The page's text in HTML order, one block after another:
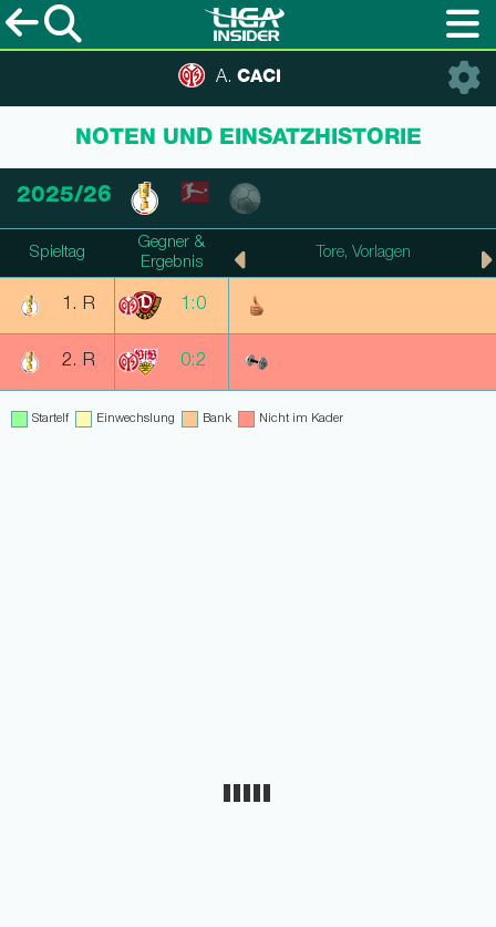
A. CACI
NOTEN UND EINSATZHISTORIE
2025/26
Spieltag
Gegner &
Ergebnis
Punkte, Note Tore, Vorlagen
1. R 1:0
2. R 0:2
Startelf Einwechslung Bank Nicht im Kader